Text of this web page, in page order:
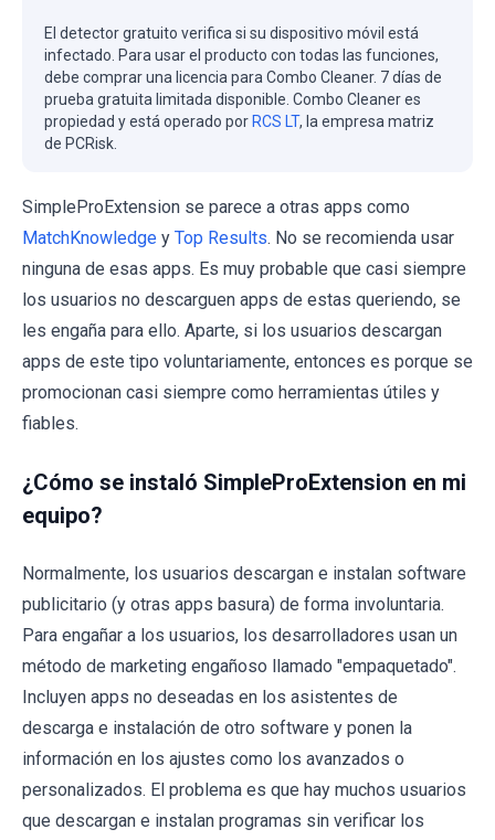
El detector gratuito verifica si su dispositivo móvil está
infectado. Para usar el producto con todas las funciones,
debe comprar una licencia para Combo Cleaner. 7 días de
prueba gratuita limitada disponible. Combo Cleaner es
propiedad y está operado por RCS LT, la empresa matriz
de PCRisk.
SimpleProExtension se parece a otras apps como
MatchKnowledge y Top Results. No se recomienda usar
ninguna de esas apps. Es muy probable que casi siempre
los usuarios no descarguen apps de estas queriendo, se
les engaña para ello. Aparte, si los usuarios descargan
apps de este tipo voluntariamente, entonces es porque se
promocionan casi siempre como herramientas útiles y
fiables.
¿Cómo se instaló SimpleProExtension en mi
equipo?
Normalmente, los usuarios descargan e instalan software
publicitario (y otras apps basura) de forma involuntaria.
Para engañar a los usuarios, los desarrolladores usan un
método de marketing engañoso llamado "empaquetado".
Incluyen apps no deseadas en los asistentes de
descarga e instalación de otro software y ponen la
información en los ajustes como los avanzados o
personalizados. El problema es que hay muchos usuarios
que descargan e instalan programas sin verificar los